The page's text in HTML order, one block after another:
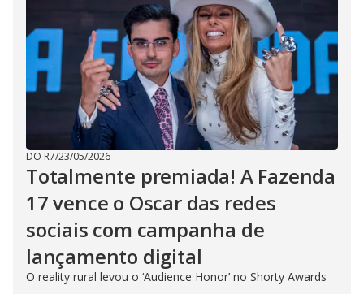
DO R7/23/05/2026
Totalmente premiada! A Fazenda
17 vence o Oscar das redes
sociais com campanha de
lançamento digital
O reality rural levou o ‘Audience Honor’ no Shorty Awards